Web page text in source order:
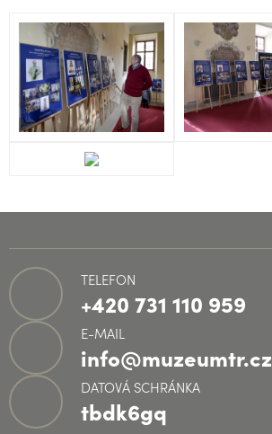
TELEFON
+420 731 110 959
E-MAIL
info@muzeumtr.cz
DATOVÁ SCHRÁNKA
tbdk6gq